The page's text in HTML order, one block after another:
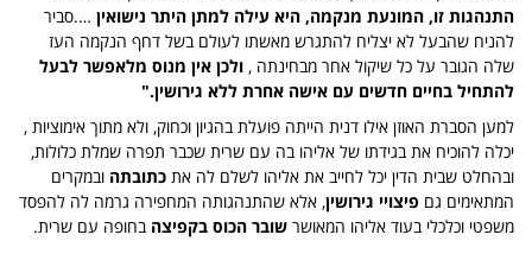
התנהגות זו, המונעת מנקמה, היא עילה למתן היתר נישואין ….סביר
להניח שהבעל לא יצליח להתגרש מאשתו לעולם בשל דחף הנקמה העז
שלה הגובר על כל שיקול אחר מבחינתה , ולכן אין מנוס מלאפשר לבעל
להתחיל בחיים חדשים עם אישה אחרת ללא גירושין.
"
למען הסברת האוזן אילו דנית הייתה פועלת בהגיון וכחוק, ולא מתוך אימוציות ,
יכלה להוכיח את בגידתו של אליהו בה עם שרית שכבר תפרה שמלת כלולות,
ובהחלט שבית הדין יכל לחייב את אליהו לשלם לה את כתובתה ובמקרים
המתאימים גם פיצויי גירושין, אלא שהתנהגותה המחפירה גרמה לה להפסד
משפטי וכלכלי בעוד אליהו המאושר שובר הכוס בקפיצה בחופה עם שרית.